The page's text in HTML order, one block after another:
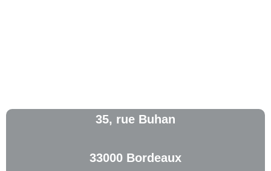
35, rue Buhan
33000 Bordeaux